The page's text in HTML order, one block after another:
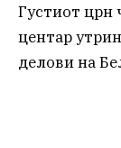
Густиот црн
центар
делови на